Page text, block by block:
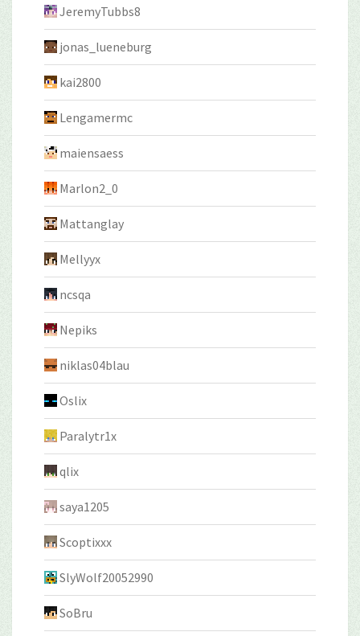
JeremyTubbs8
jonas_lueneburg
kai2800
Lengamermc
maiensaess
Marlon2_0
Mattanglay
Mellyyx
ncsqa
Nepiks
niklas04blau
Oslix
Paralytr1x
qlix
saya1205
Scoptixxx
SlyWolf20052990
SoBru